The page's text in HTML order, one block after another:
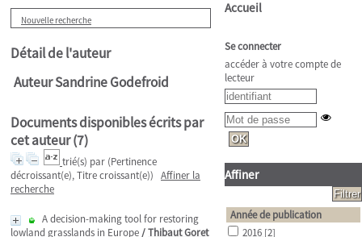
Nouvelle recherche
Détail de l'auteur
Auteur Sandrine Godefroid
Documents disponibles écrits par
cet auteur (7)
trié(s) par (Pertinence
décroissant(e), Titre croissant(e)) Affiner la
recherche
A decision-making tool for restoring
lowland grasslands in Europe/Thibaut Goret
Accueil
Se connecter
accéder à votre compte de
lecteur
Affiner
Année de publication
2016 [2]